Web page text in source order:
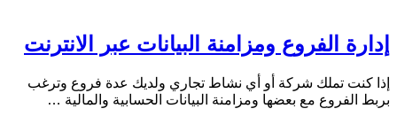
إدارة الفروع ومزامنة البيانات عبر الانترنت
إذا كنت تملك شركة أو أي نشاط تجاري ولديك عدة فروع وترغب
بربط الفروع مع بعضها ومزامنة البيانات الحسابية والمالية …